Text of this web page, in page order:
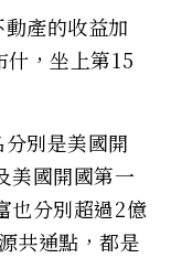
產的收益加
什，坐上第15
別是美國開
美國開國第一
也分別超過2億
共通點，都是